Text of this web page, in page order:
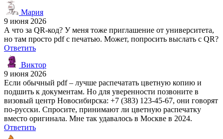
Мария
9 июня 2026
А что за QR-код? У меня тоже приглашение от университета,
но там просто pdf с печатью. Может, попросить выслать с QR?
Ответить
Виктор
9 июня 2026
Если обычный pdf – лучше распечатать цветную копию и
подшить к документам. Но для уверенности позвоните в
визовый центр Новосибирска: +7 (383) 123-45-67, они говорят
по-русски. Спросите, принимают ли цветную распечатку
вместо оригинала. Мне так удавалось в Москве в 2024.
Ответить